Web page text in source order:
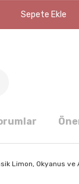
Sepete Ekle
Limon, Okyanus ve